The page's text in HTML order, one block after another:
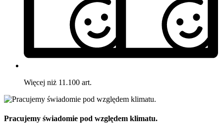
Więcej niż 11.100 art.
Pracujemy świadomie pod względem klimatu.